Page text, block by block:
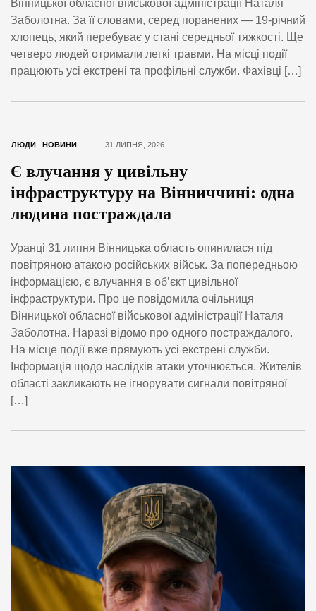
Вінницької обласної військової адміністрації Наталя
Заболотна. За її словами, серед поранених — 19-річний
хлопець, який перебуває у стані середньої тяжкості. Ще
четверо людей отримали легкі травми. На місці події
працюють усі екстрені та профільні служби. Фахівці […]
ЛЮДИ НОВИНИ 31 ЛИПНЯ, 2026
Є влучання у цивільну
інфраструктуру на Вінниччині: одна
людина постраждала
Уранці 31 липня Вінницька область опинилася під
повітряною атакою російських військ. За попередньою
інформацією, є влучання в об’єкт цивільної
інфраструктури. Про це повідомила очільниця
Вінницької обласної військової адміністрації Наталя
Заболотна. Наразі відомо про одного постраждалого.
На місце події вже прямують усі екстрені служби.
Інформація щодо наслідків атаки уточнюється. Жителів
області закликають не ігнорувати сигнали повітряної
[…]